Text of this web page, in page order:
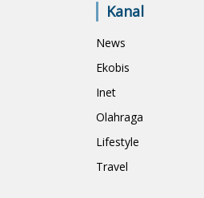
Kanal
News
Ekobis
Inet
Olahraga
Lifestyle
Travel